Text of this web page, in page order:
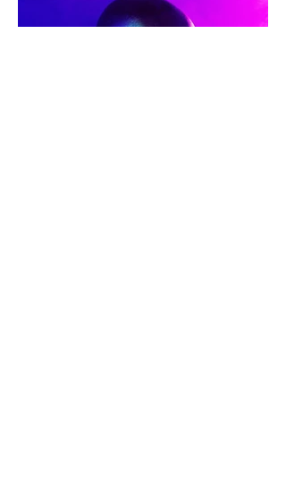
familias, además de impulsar la detección
temprana, porque la información también